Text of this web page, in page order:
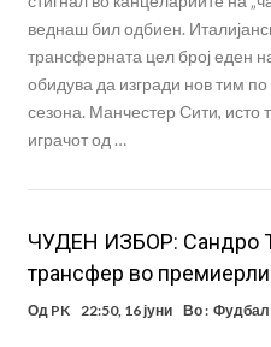
веднаш бил одбиен.
трансферната цел број еден
обидува да изгради нов тим
сезона. Манчестер Сити, исто
играчот од …
ЧУДЕН ИЗБОР: Сандро
трансфер во
Од PK 22:50, 16 јуни Во : Фудбал